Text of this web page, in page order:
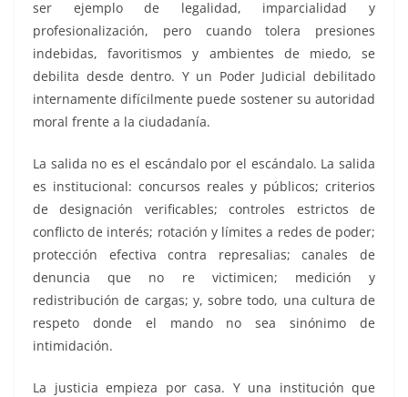
ser ejemplo de legalidad, imparcialidad y
profesionalización, pero cuando tolera presiones
indebidas, favoritismos y ambientes de miedo, se
debilita desde dentro. Y un Poder Judicial debilitado
internamente difícilmente puede sostener su autoridad
moral frente a la ciudadanía.
La salida no es el escándalo por el escándalo. La salida
es institucional: concursos reales y públicos; criterios
de designación verificables; controles estrictos de
conflicto de interés; rotación y límites a redes de poder;
protección efectiva contra represalias; canales de
denuncia que no re victimicen; medición y
redistribución de cargas; y, sobre todo, una cultura de
respeto donde el mando no sea sinónimo de
intimidación.
La justicia empieza por casa. Y una institución que